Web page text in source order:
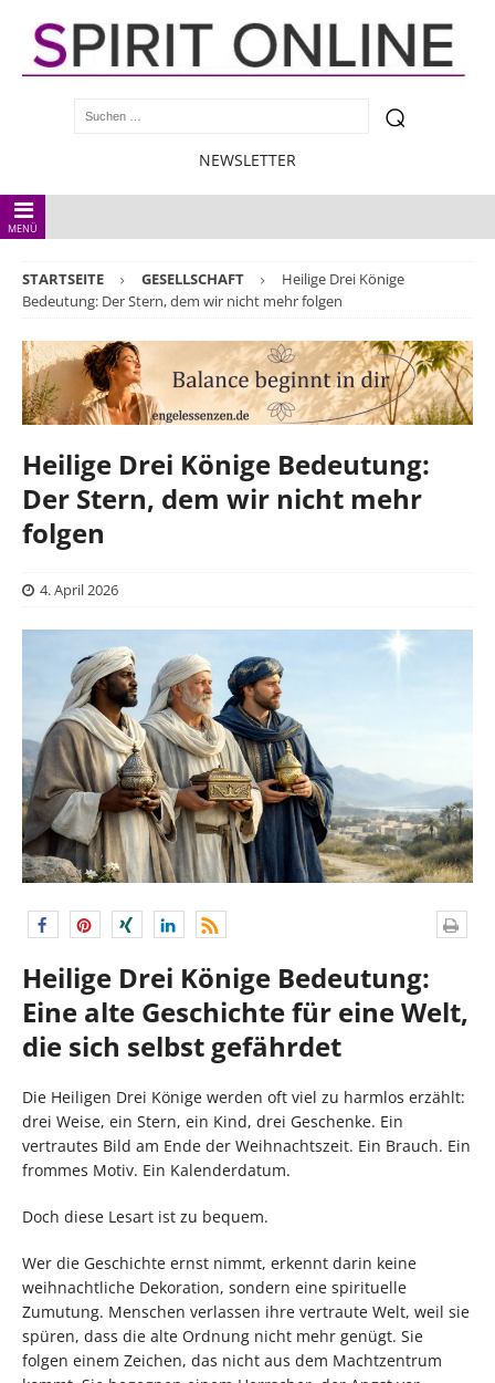
NEWSLETTER
MENÜ
STARTSEITE GESELLSCHAFT
Heilige Drei Könige
Bedeutung: Der Stern, dem wir nicht mehr folgen
Heilige Drei Könige Bedeutung:
Der Stern, dem wir nicht mehr
folgen
4. April 2026
Heilige Drei Könige Bedeutung:
Eine alte Geschichte für eine Welt,
die sich selbst gefährdet
Die Heiligen Drei Könige werden oft viel zu harmlos erzählt:
drei Weise, ein Stern, ein Kind, drei Geschenke. Ein
vertrautes Bild am Ende der Weihnachtszeit. Ein Brauch. Ein
frommes Motiv. Ein Kalenderdatum.
Doch diese Lesart ist zu bequem.
Wer die Geschichte ernst nimmt, erkennt darin keine
weihnachtliche Dekoration, sondern eine spirituelle
Zumutung. Menschen verlassen ihre vertraute Welt, weil sie
spüren, dass die alte Ordnung nicht mehr genügt. Sie
folgen einem Zeichen, das nicht aus dem Machtzentrum